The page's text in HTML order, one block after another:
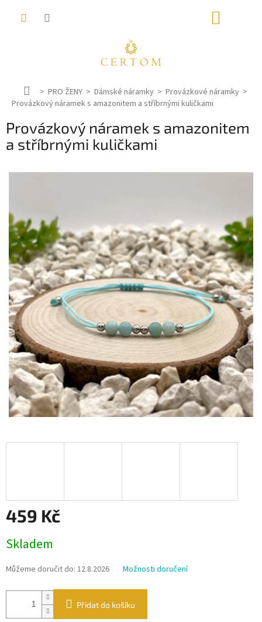
D
o
ů
PRO ŽENY Dámské náramky
Provázkové náramky
Provázkový náramek s amazonitem a stříbrnými kuličkami
Provázkový náramek s amazonitem
a stříbrnými kuličkami
459 Kč
cena:
Skladem
Můžeme doručit do: 12.8.2026 Možnosti doručení
Přidat do košíku